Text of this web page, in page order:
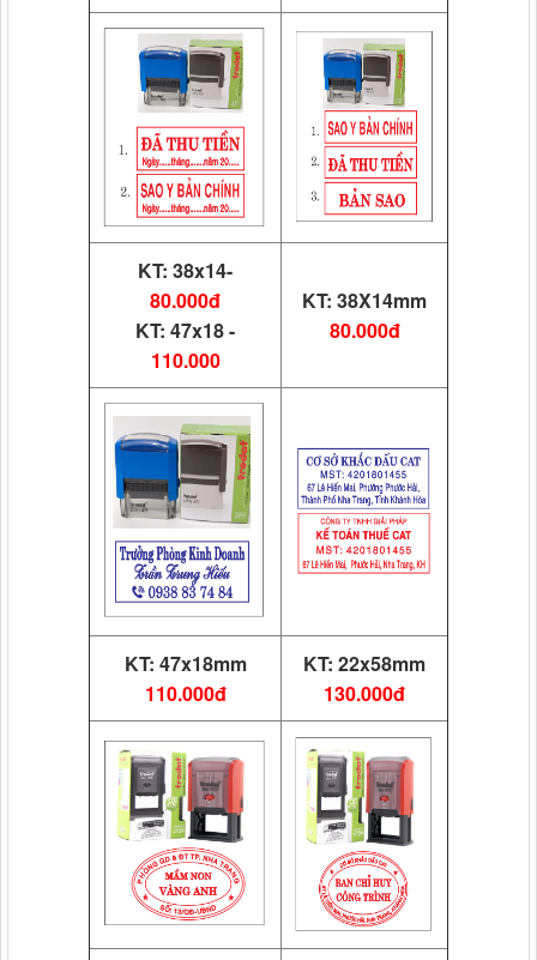
KT: 38x14-
80.000đ
KT: 47x18 -
110.000
KT: 38X14mm
80.000đ
KT: 47x18mm
110.000đ
KT: 22x58mm
130.000đ